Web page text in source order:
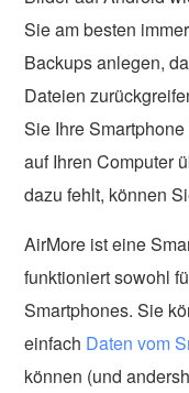
Sie am besten
Backups anlegen,
Dateien
Sie Ihre
auf Ihren Computer
dazu fehlt, können
AirMore ist eine
funktioniert sowohl
Smartphones. Sie
einfach Daten vom
können (und